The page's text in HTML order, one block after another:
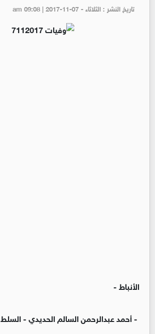
تاريخ النشر : الثلاثاء - am 09:08 | 2017-11-07
الأنباط -
- أحمد عبدالرحمن السالم الحديدي - السلط